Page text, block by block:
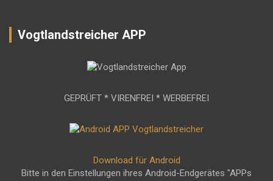
Vogtlandstreicher APP
GEPRÜFT * VIRENFREI * WERBEFREI
Download für Android
Bitte in den Einstellungen ihres Android-Endgerätes "APPs